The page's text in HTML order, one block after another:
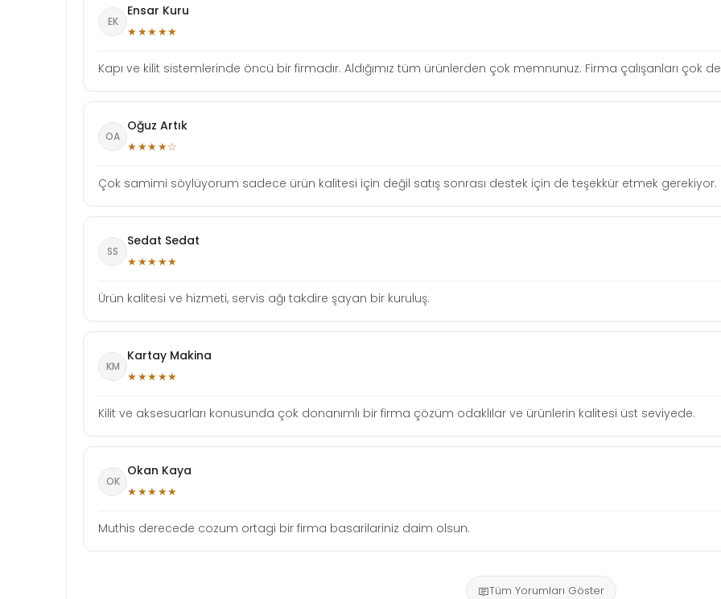
EK
Ensar Kuru
★★★★★
Kapı ve kilit sistemlerinde öncü bir firmadır. Aldığımız tüm ürünlerden çok memnunuz. Firma çalışanları çok
OA
Oğuz Artık
★★★★☆
Çok samimi söylüyorum sadece ürün kalitesi için değil satış sonrası destek için de teşekkür etmek gerekiyor.
SS
Sedat Sedat
★★★★★
Ürün kalitesi ve hizmeti, servis ağı takdire şayan bir kuruluş.
KM
Kartay Makina
★★★★★
Kilit ve aksesuarları konusunda çok donanımlı bir firma çözüm odaklılar ve ürünlerin kalitesi üst seviyede.
OK
Okan Kaya
★★★★★
Muthis derecede cozum ortagi bir firma basarilariniz daim olsun.
Tüm Yorumları Göster